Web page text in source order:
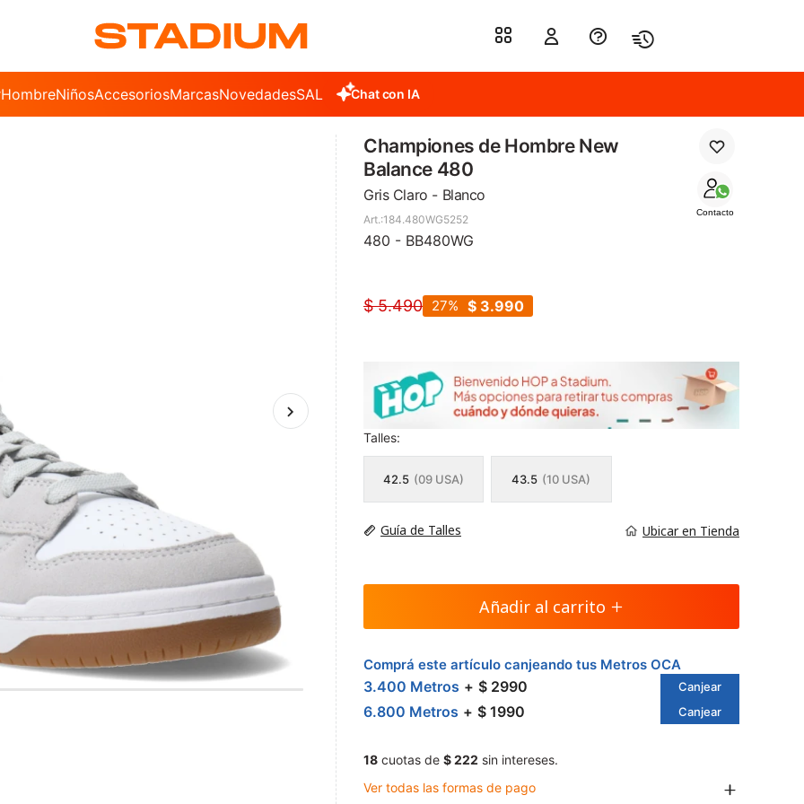
HombreNiñosAccesoriosMarcasNovedadesSALE Chat con IA
Championes de Hombre New
Balance 480
Gris Claro - Blanco
Contacto
184.480WG5252
480 - BB480WG
$ 5.490 $ 3.990
27
Talles:
42.5 (09 USA) 43.5 (10 USA)
Guía de Talles Ubicar en Tienda
Añadir al carrito
Comprá este artículo canjeando tus Metros OCA
3.400 Metros $ 2990 Canjear
6.800 Metros $ 1990 Canjear
18 cuotas de $ 222 sin intereses.
Ver todas las formas de pago